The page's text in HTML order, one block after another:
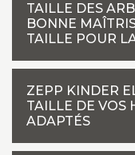
TAILLE DES
BONNE
TAILLE POUR
ZEPP KINDER
TAILLE DE VOS
ADAPTÉS